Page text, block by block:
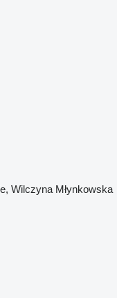
Wilczyna Młynkowska